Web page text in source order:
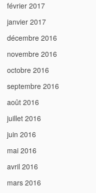
février 2017
janvier 2017
décembre 2016
novembre 2016
octobre 2016
septembre 2016
août 2016
juillet 2016
juin 2016
mai 2016
avril 2016
mars 2016